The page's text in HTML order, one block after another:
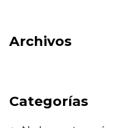
Archivos
Categorías